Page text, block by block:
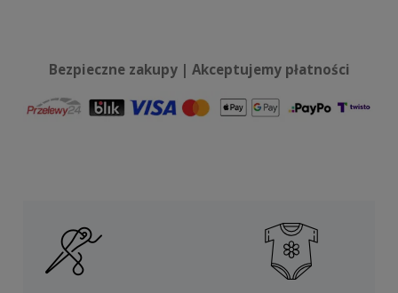
Bezpieczne zakupy | Akceptujemy płatności